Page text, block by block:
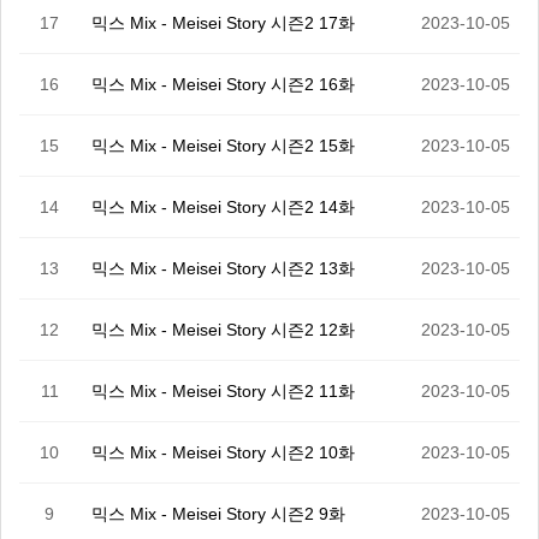
17 믹스 Mix - Meisei Story 시즌2 17화 2023-10-05
16 믹스 Mix - Meisei Story 시즌2 16화 2023-10-05
15 믹스 Mix - Meisei Story 시즌2 15화 2023-10-05
14 믹스 Mix - Meisei Story 시즌2 14화 2023-10-05
13 믹스 Mix - Meisei Story 시즌2 13화 2023-10-05
12 믹스 Mix - Meisei Story 시즌2 12화 2023-10-05
11 믹스 Mix - Meisei Story 시즌2 11화 2023-10-05
10 믹스 Mix - Meisei Story 시즌2 10화 2023-10-05
9 믹스 Mix - Meisei Story 시즌2 9화 2023-10-05